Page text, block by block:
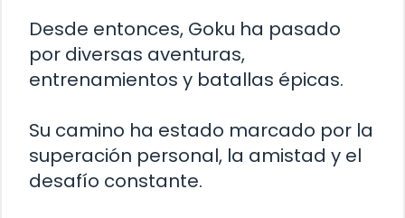
Desde entonces, Goku ha pasado
por diversas aventuras,
entrenamientos y batallas épicas.
Su camino ha estado marcado por la
superación personal, la amistad y el
desafío constante.